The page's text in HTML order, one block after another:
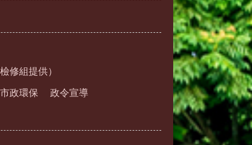
修組提供）
市政環保 政令宣導